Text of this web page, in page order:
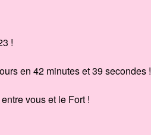
!
en 42 minutes et 39 secondes !
vous et le Fort !